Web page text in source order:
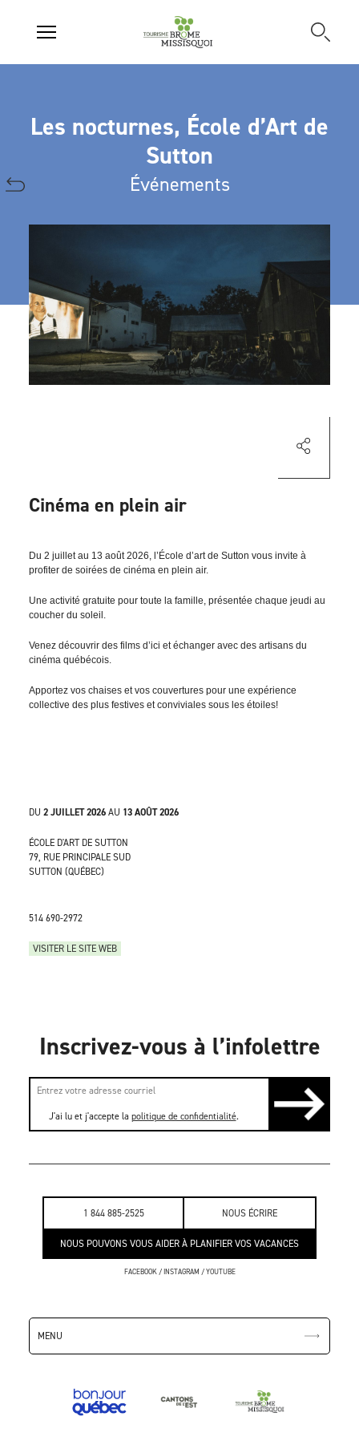
1 844 885-2525 NOUS ÉCRIRE
NOUS POUVONS VOUS AIDER À PLANIFIER VOS VACANCES
FACEBOOK/INSTAGRAM /YOUTUBE
MENU
Les nocturnes, École d’Art de
Sutton
Événements
DU 2 JUILLET 2026AU 13 AOÛT 2026
ÉCOLE D'ART DE SUTTON
79, RUE PRINCIPALE SUD
SUTTON (QUÉBEC)
514 690-2972
VISITER LE SITE WEB
Cinéma en plein air
Du 2 juillet au 13 août 2026, l’École d’art de Sutton vous invite à
profiter de soirées de cinéma en plein air.
Une activité gratuite pour toute la famille, présentée chaque jeudi au
coucher du soleil.
Venez découvrir des films d’ici et échanger avec des artisans du
cinéma québécois.
Apportez vos chaises et vos couvertures pour une expérience
collective des plus festives et conviviales sous les étoiles!
Inscrivez-vous à l’infolettre
J'ai lu et j'accepte la politique de confidentialité.